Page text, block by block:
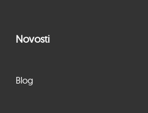
Novosti
Blog